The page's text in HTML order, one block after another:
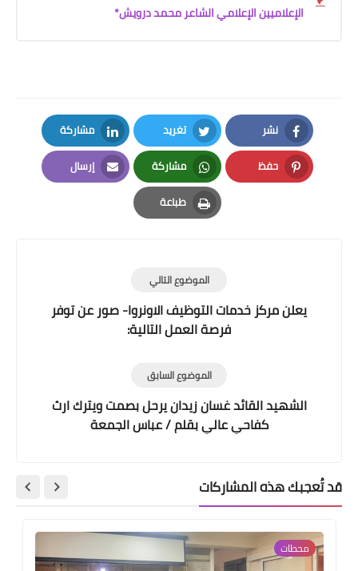
الإعلاميين الإعلامي الشاعر محمد درويش*
نشر
Facebook
تغريد
Twitter
مشاركة
LinkedIn
حفظ
Pinterest
مشاركة
Whatsapp
إرسال
Email
طباعة
Print
الموضوع التالي
يعلن مركز خدمات التوظيف الاونروا- صور عن توفر
فرصة العمل التالية:
الموضوع السابق
الشهيد القائد غسان زيدان يرحل بصمت ويترك ارث
كفاحي عالي بقلم / عباس الجمعة
قد تُعجبك هذه المشاركات
محطات